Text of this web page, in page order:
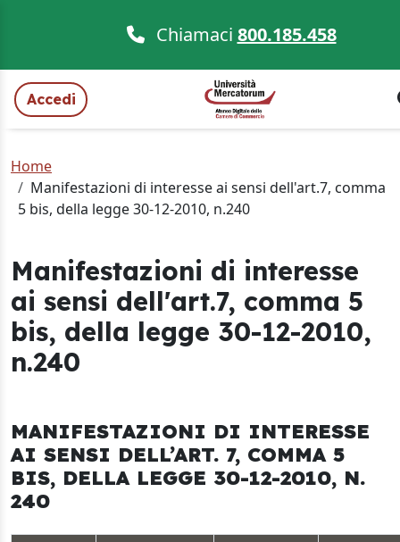
Chiamaci 800.185.458
Accedi
Home
Manifestazioni di interesse ai sensi dell'art.7, comma
5 bis, della legge 30-12-2010, n.240
Manifestazioni di interesse
ai sensi dell'art.7, comma 5
bis, della legge 30-12-2010,
n.240
MANIFESTAZIONI DI INTERESSE
AI SENSI DELL’ART. 7, COMMA 5
BIS, DELLA LEGGE 30-12-2010, N.
240